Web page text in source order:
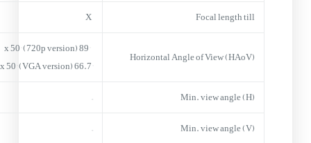
Focal length till
X
Horizontal Angle of View (HAoV)
89° x 50° (720p version)
66.7° x 50° (VGA version)
Min. view angle (H)
–
Min. view angle (V)
–